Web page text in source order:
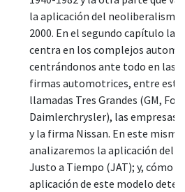
la aplicación del neoliberalismo
2000. En el segundo capítulo la
centra en los complejos
centrándonos ante todo en las
firmas automotrices, entre
llamadas Tres Grandes (GM,
Daimlerchrysler), las empresas
y la firma Nissan. En este
analizaremos la aplicación del
Justo a Tiempo (JAT); y, cómo la
aplicación de este modelo